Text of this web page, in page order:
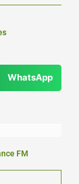
WhatsApp
FM